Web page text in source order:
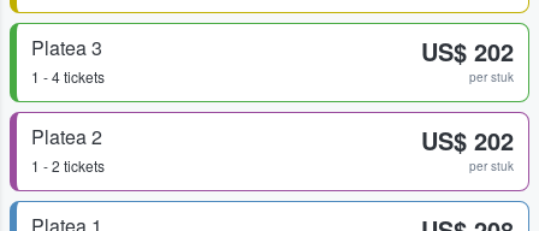
Platea 3
1 - 4 tickets
US$ 202
per stuk
Platea 2
1 - 2 tickets
US$ 202
per stuk